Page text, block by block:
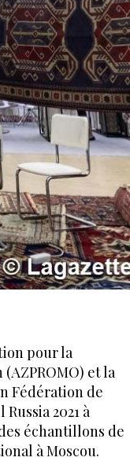
pour la
et la
Fédération de
2021 à
échantillons de
à Moscou.